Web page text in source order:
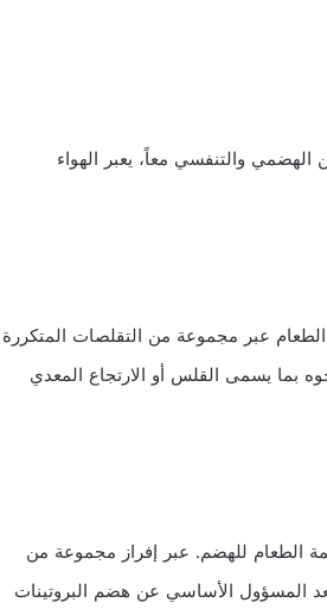
والتنفسي معاً، يعبر الهواء
عبر مجموعة من التقلصات المتكررة
بما يسمى القلس أو الارتجاع المعدي
الطعام للهضم. عبر إفراز مجموعة من
المسؤول الأساسي عن هضم البروتينات